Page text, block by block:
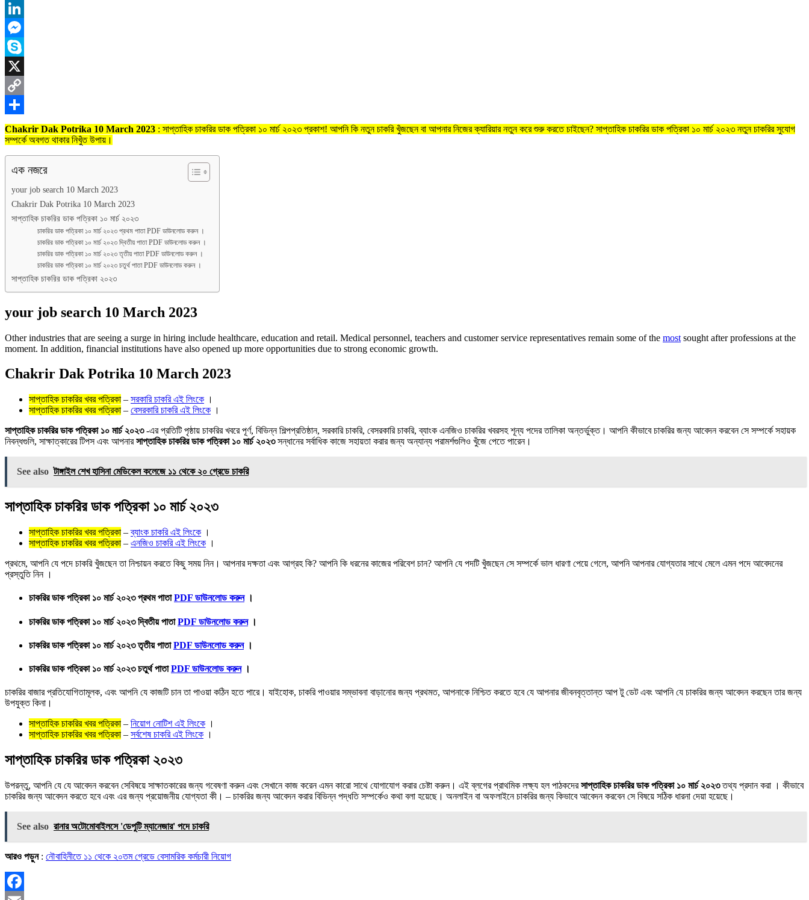
Reddit
LinkedIn
Messenger
Skype
X
Copy
Link
Share
Chakrir Dak Potrika 10 March 2023 : সাপ্তাহিক চাকরির ডাক পত্রিকা ১০ মার্চ ২০২৩ প্রকাশ! আপনি কি নতুন চাকরি খুঁজছেন বা আপনার নিজের ক্যারিয়ার নতুন করে শুরু করতে চাইছেন? সাপ্তাহিক চাকরির ডাক পত্রিকা ১০ মার্চ ২০২৩ নতুন চাকরির সুযোগ
সম্পর্কে অবগত থাকার নিখুঁত উপায়।
এক নজরে
your job search 10 March 2023
Chakrir Dak Potrika 10 March 2023
সাপ্তাহিক চাকরির ডাক পত্রিকা ১০ মার্চ ২০২৩
চাকরির ডাক পত্রিকা ১০ মার্চ ২০২৩ প্রথম পাতা PDF ডাউনলোড করুন ।
চাকরির ডাক পত্রিকা ১০ মার্চ ২০২৩ দ্বিতীয় পাতা PDF ডাউনলোড করুন ।
চাকরির ডাক পত্রিকা ১০ মার্চ ২০২৩ তৃতীয় পাতা PDF ডাউনলোড করুন ।
চাকরির ডাক পত্রিকা ১০ মার্চ ২০২৩ চতুর্থ পাতা PDF ডাউনলোড করুন ।
সাপ্তাহিক চাকরির ডাক পত্রিকা ২০২৩
your job search 10 March 2023
Other industries that are seeing a surge in hiring include healthcare, education and retail. Medical personnel, teachers and customer service representatives remain some of the most sought after professions at the
moment. In addition, financial institutions have also opened up more opportunities due to strong economic growth.
Chakrir Dak Potrika 10 March 2023
সাপ্তাহিক চাকরির খবর পত্রিকা – সরকারি চাকরি এই লিংকে ।
সাপ্তাহিক চাকরির খবর পত্রিকা – বেসরকারি চাকরি এই লিংকে ।
সাপ্তাহিক চাকরির ডাক পত্রিকা ১০ মার্চ ২০২৩-এর প্রতিটি পৃষ্ঠায় চাকরির খবরে পূর্ণ, বিভিন্ন শিল্পপ্রতিষ্ঠান, সরকারি চাকরি, বেসরকারি চাকরি, ব্যাংক এনজিও চাকরির খবরসহ শূন্য পদের তালিকা অন্তর্ভুক্ত। আপনি কীভাবে চাকরির জন্য আবেদন করবেন সে সম্পর্কে সহায়ক
নিবন্ধগুলি, সাক্ষাত্কারের টিপস এবং আপনারসাপ্তাহিক চাকরির ডাক পত্রিকা ১০ মার্চ ২০২৩সন্ধানের সর্বাধিক কাজে সহায়তা করার জন্য অন্যান্য পরামর্শগুলিও খুঁজে পেতে পারেন।
See also টাঙ্গাইল শেখ হাসিনা মেডিকেল কলেজে ১১ থেকে ২০ গ্রেডে চাকরি
সাপ্তাহিক চাকরির ডাক পত্রিকা ১০ মার্চ ২০২৩
সাপ্তাহিক চাকরির খবর পত্রিকা –ব্যাংক চাকরি এই লিংকে ।
সাপ্তাহিক চাকরির খবর পত্রিকা – এনজিও চাকরি এই লিংকে ।
প্রথমে, আপনি যে পদে চাকরি খুঁজছেন তা নিশ্চায়ন করতে কিছু সময় নিন। আপনার দক্ষতা এবং আগ্রহ কি? আপনি কি ধরনের কাজের পরিবেশ চান? আপনি যে পদটি খুঁজছেন সে সম্পর্কে ভাল ধারণা পেয়ে গেলে, আপনি আপনার যোগ্যতার সাথে মেলে এমন পদে আবেদনের
প্রস্তুতি নিন ।
চাকরির ডাক পত্রিকা ১০ মার্চ ২০২৩ প্রথম পাতাPDF ডাউনলোড করুন।
চাকরির ডাক পত্রিকা ১০ মার্চ ২০২৩ দ্বিতীয় পাতাPDF ডাউনলোড করুন।
চাকরির ডাক পত্রিকা ১০ মার্চ ২০২৩ তৃতীয় পাতাPDF ডাউনলোড করুন।
চাকরির ডাক পত্রিকা ১০ মার্চ ২০২৩ চতুর্থ পাতাPDF ডাউনলোড করুন।
চাকরির বাজার প্রতিযোগিতামূলক, এবং আপনি যে কাজটি চান তা পাওয়া কঠিন হতে পারে। যাইহোক, চাকরি পাওয়ার সম্ভাবনা বাড়ানোর জন্য প্রথমত, আপনাকে নিশ্চিত করতে হবে যে আপনার জীবনবৃত্তান্ত আপ টু ডেট এবং আপনি যে চাকরির জন্য আবেদন করছেন তার জন্য
উপযুক্ত কিনা।
সাপ্তাহিক চাকরির খবর পত্রিকা – নিয়োগ নোটিশ এই লিংকে ।
সাপ্তাহিক চাকরির খবর পত্রিকা – সর্বশেষ চাকরি এই লিংকে ।
সাপ্তাহিক চাকরির ডাক পত্রিকা ২০২৩
উপরন্তু, আপনি যে যে আবেদন করবেন সেবিষয়ে সাক্ষাতকারের জন্য গবেষণা করুন এবং সেখানে কাজ করেন এমন কারো সাথে যোগাযোগ করার চেষ্টা করুন। এই ব্লগের প্রাথমিক লক্ষ্য হল পাঠকদেরসাপ্তাহিক চাকরির ডাক পত্রিকা ১০ মার্চ ২০২৩তথ্য প্রদান করা । কীভাবে
চাকরির জন্য আবেদন করতে হবে এবং এর জন্য প্রয়োজনীয় যোগ্যতা কী। – চাকরির জন্য আবেদন করার বিভিন্ন পদ্ধতি সম্পর্কেও কথা বলা হয়েছে। অনলাইন বা অফলাইনে চাকরির জন্য কিভাবে আবেদন করবেন সে বিষয়ে সঠিক ধারনা দেয়া হয়েছে।
See also রানার অটোমোবাইলসে 'ডেপুটি ম্যানেজার' পদে চাকরি
আরও পড়ুন: নৌবাহিনীতে ১১ থেকে ২০তম গ্রেডে বেসামরিক কর্মচারী নিয়োগ